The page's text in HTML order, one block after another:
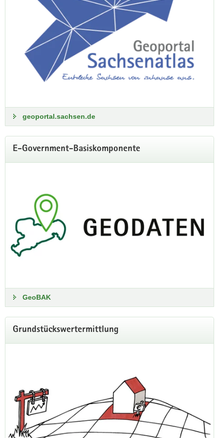
Sommerbefliegung 2026
Aufnahmen im Raum Görlitz erfolgreich
Loses Görlitz erfolgreich abgeschlossen werden. »Damit ist
ein weiterer wichtiger Meilenstein auf dem Weg zur
Aktualisierung der amtlichen Luftbilddaten erreicht«, sagt
Willi Schuster, Referent beim Luftbildservice Sachsen des
GeoSN.
geoportal.sachsen.de
E-Government-Basiskomponente
GeoBAK
Grundstückswertermittlung